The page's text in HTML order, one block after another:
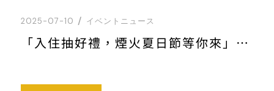
2025-07-10 イベントニュース
「入住抽好禮，煙火夏日節等你來」專案說明